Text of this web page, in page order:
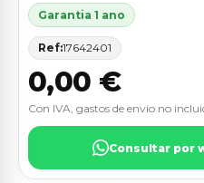
Garantia 1 ano
Ref:17642401
0,00 €
Con IVA, gastos de envio no
Consultar por